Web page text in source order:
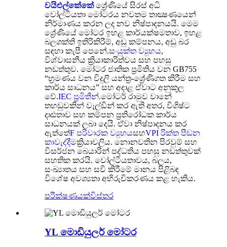
වයිඑල්කේකේ ශ්‍රේණියේ සිරස් අධි
වෝල්ටීයතා මෝටරය නවතම තාක්‍ෂණයෙන්
නිර්මාණය කරන ලද නව නිෂ්පාදනයයි. මෙම
ශ්‍රේණියේ මෝටර ඉහළ කාර්යක්ෂමතාව, ඉහළ
බලශක්ති ඉතිරිකිරීම්, අඩු කම්පනය, අඩු බර
සඳහා කැපී පෙනේ.සංයුක්ත ව්‍යුහය,
විශ්වාසනීය ක්‍රියාකාරිත්වය සහ පහසු
නඩත්තුව. මෝටර ජාතික ප්‍රමිතිය වන GB755
“භ්‍රමණය වන විදුලි යන්ත්‍ර-ශ්‍රේණිගත කිරීම සහ
කාර්ය සාධනය” සහ අදාළ ඒවාට අනුකූල
වේ.IEC ප්‍රමිතීන්.මෝටර් රාමුව වානේ
තහඩුවකින් වෑල්ඩින් කර ඇති අතර, විශිෂ්ට
දෘඪතාව සහ කම්පන ප්‍රතිරෝධක කාර්ය
සාධනයක් ලබා දෙයි. ඒවා නිෂ්පාදනය කර
ඇත්තේF පරිවාරක ව්‍යුහයසහVPI රික්ත පීඩන
කාවැද්දීමක්‍රියාවලිය. නොනවතින පිරවුම් සහ
විසර්ජන බෙයාරින් පද්ධතිය පහසු නඩත්තුවක්
සහතික කරයි. වෝල්ටීයතාවය, බලය,
සංඛ්‍යාතය සහ සවි කිරීමේ මානය පිළිබඳ
විශේෂ අවශ්‍යතා අභිරුචිකරණය කළ හැකිය.
පරීක්ෂණයක්විස්තර
YL මොඩියුලර් මෝටර